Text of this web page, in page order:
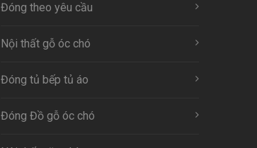
Đóng theo yêu cầu
Nội thất gỗ óc chó
Đóng tủ bếp tủ áo
Đóng Đồ gỗ óc chó